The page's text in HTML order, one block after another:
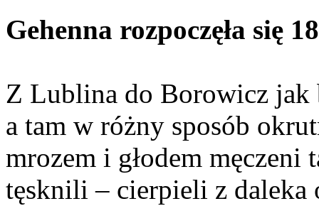
Gehenna rozpoczęła się
Z Lublina do Borowicz jak
a tam w różny sposób
mrozem i głodem męczeni
tęsknili – cierpieli z daleka